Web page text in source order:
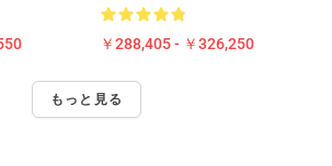
￥288,405 - ￥326,250
もっと見る